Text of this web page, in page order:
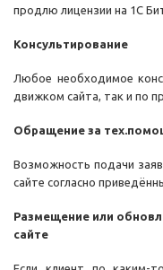
продлю лицензии на 1С
Консультирование
Любое необходимое
движком сайта, так и по
Обращение за
Возможность подачи
сайте согласно
Размещение или
сайте